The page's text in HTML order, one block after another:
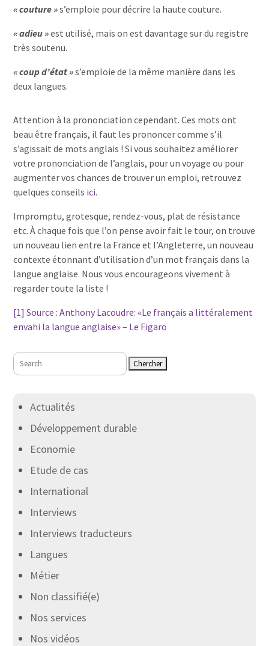
« couture »s’emploie pour décrire la haute couture.
« adieu »est utilisé, mais on est davantage sur du registre
très soutenu.
« coup d’état »s’emploie de la même manière dans les
deux langues.
Attention à la prononciation cependant. Ces mots ont
beau être français, il faut les prononcer comme s’il
s’agissait de mots anglais ! Si vous souhaitez améliorer
votre prononciation de l’anglais, pour un voyage ou pour
augmenter vos chances de trouver un emploi, retrouvez
quelques conseils ici.
Impromptu, grotesque, rendez-vous, plat de résistance
etc. À chaque fois que l’on pense avoir fait le tour, on trouve
un nouveau lien entre la France et l’Angleterre, un nouveau
contexte étonnant d’utilisation d’un mot français dans la
langue anglaise. Nous vous encourageons vivement à
regarder toute la liste !
[1] Source : Anthony Lacoudre: «Le français a littéralement
envahi la langue anglaise» – Le Figaro
Rechercher:
Actualités
Développement durable
Economie
Etude de cas
International
Interviews
Interviews traducteurs
Langues
Métier
Non classifié(e)
Nos services
Nos vidéos